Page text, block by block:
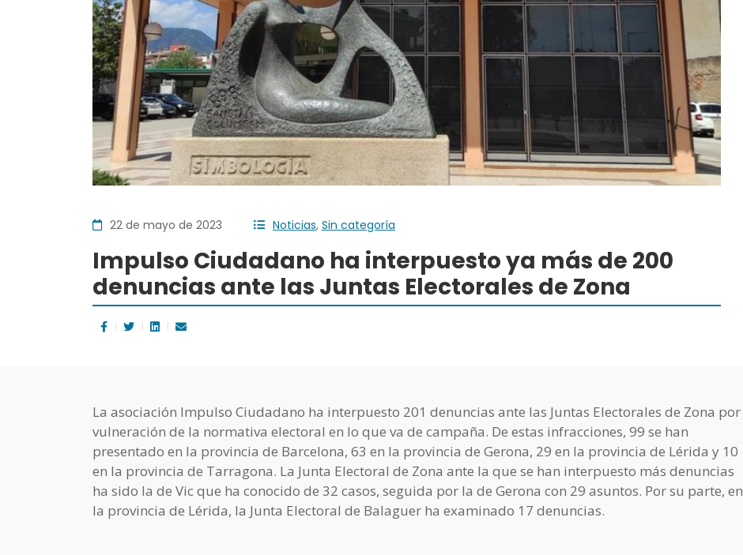
22 de mayo de 2023 Noticias, Sin categoría
Impulso Ciudadano ha interpuesto ya más de 200
denuncias ante las Juntas Electorales de Zona
La asociación Impulso Ciudadano ha interpuesto 201 denuncias ante las Juntas Electorales de Zona por
vulneración de la normativa electoral en lo que va de campaña. De estas infracciones, 99 se han
presentado en la provincia de Barcelona, 63 en la provincia de Gerona, 29 en la provincia de Lérida y 10
en la provincia de Tarragona. La Junta Electoral de Zona ante la que se han interpuesto más denuncias
ha sido la de Vic que ha conocido de 32 casos, seguida por la de Gerona con 29 asuntos. Por su parte, en
la provincia de Lérida, la Junta Electoral de Balaguer ha examinado 17 denuncias.